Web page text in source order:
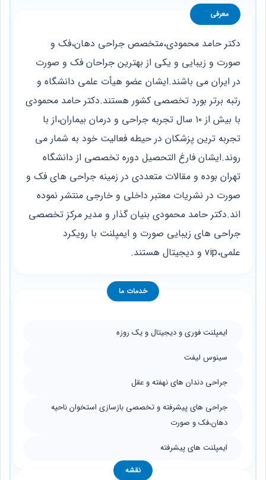
معرفی
دكتر حامد محمودى،متخصص جراحى دهان،فک و
صورت و زيبايى و يکی از بهترين جراحان فک و صورت
در ايران می باشند.ايشان عضو هيأت علمى دانشگاه و
رتبه برتر بورد تخصصى كشور هستند.دكتر حامد محمودى
با بيش از ١٠ سال تجربه جراحى و درمان بيماران،از با
تجربه ترين پزشكان در حيطه فعاليت خود به شمار مى
روند.ايشان فارغ التحصيل دوره تخصصى از دانشگاه
تهران بوده و مقالات متعددى در زمينه جراحى هاى فک و
صورت در نشريات معتبر داخلی و خارجی منتشر نموده
اند.دكتر حامد محمودى بنيان گذار و مدير مركز تخصصى
جراحى های زيبايى صورت و ايمپلنت با رويكرد
علمى،vip و ديجيتال هستند.
خدمات ما
ايمپلنت فورى و ديجيتال و يک روزه
سينوس ليفت
جراحى دندان های نهفته و عقل
جراحى های پيشرفته و تخصصى بازسازی استخوان ناحيه
دهان،فک و صورت
ايمپلنت هاى پيشرفته
نقشه